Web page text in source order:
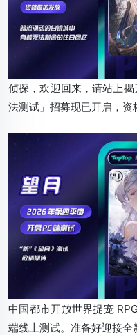
侦探，欢迎回来，请站上
法测试」招募现已开启，资
中国都市开放世界捉宠
端线上测试。准备好迎接全